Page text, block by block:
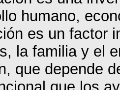
humano,
es un factor
la familia y el
que depende